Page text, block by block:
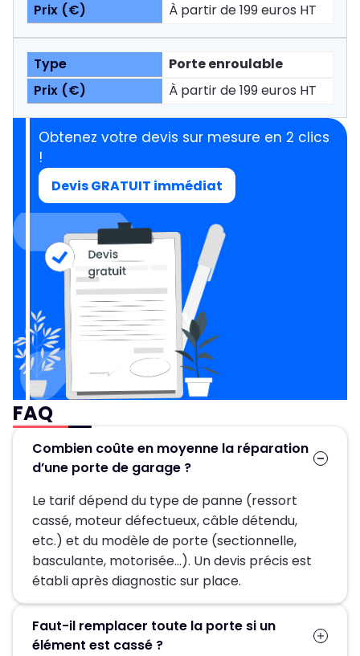
À partir de 199 euros HT
Porte enroulable
À partir de 199 euros HT
Obtenez votre devis sur mesure en 2 clics
!
Devis GRATUIT immédiat
FAQ
Combien coûte en moyenne la réparation
d’une porte de garage ?
Le tarif dépend du type de panne (ressort
cassé, moteur défectueux, câble détendu,
etc.) et du modèle de porte (sectionnelle,
basculante, motorisée…). Un devis précis est
établi après diagnostic sur place.
Faut-il remplacer toute la porte si un
élément est cassé ?